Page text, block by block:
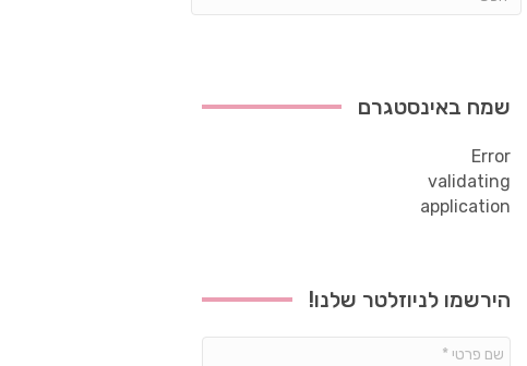
שמח באינסטגרם
Error
validating
application
הירשמו לניוזלטר שלנו!